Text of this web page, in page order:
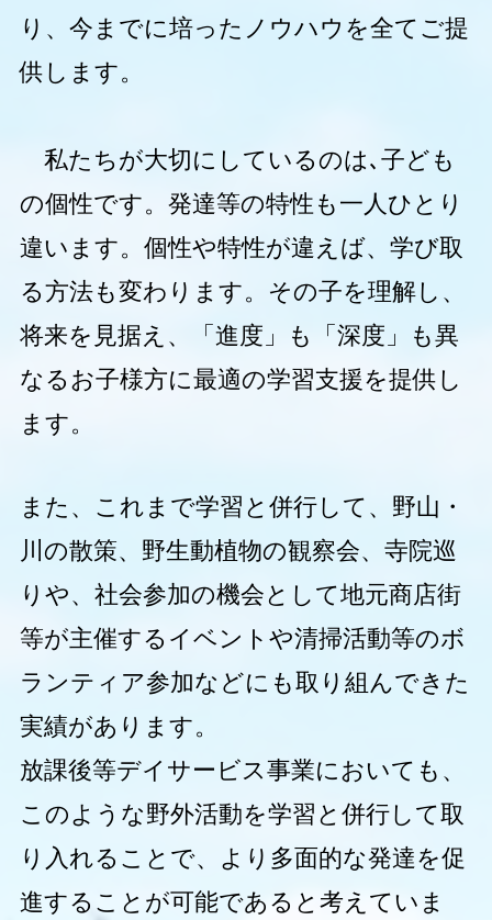
り、今までに培ったノウハウを全てご提
供します。
私たちが大切にしているのは､子ども
の個性です。発達等の特性も一人ひとり
違います。個性や特性が違えば、学び取
る方法も変わります。その子を理解し、
将来を見据え、「進度」も「深度」も異
なるお子様方に最適の学習支援を提供し
ます。
また、これまで学習と併行して、野山・
川の散策、野生動植物の観察会、寺院巡
りや、社会参加の機会として地元商店街
等が主催するイベントや清掃活動等のボ
ランティア参加などにも取り組んできた
実績があります。
放課後等デイサービス事業においても、
このような野外活動を学習と併行して取
り入れることで、より多面的な発達を促
進することが可能であると考えていま